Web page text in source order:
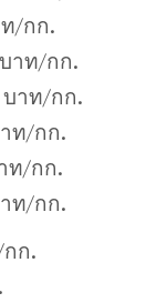
/กก.
าท/กก.
บาท/กก.
ท/กก.
ท/กก.
ท/กก.
กก.